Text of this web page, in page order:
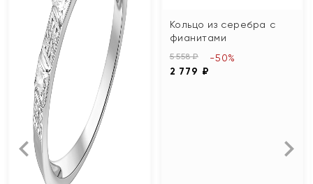
Кольцо из серебра с
фианитами
5 558 ₽
2 779 ₽
-50%